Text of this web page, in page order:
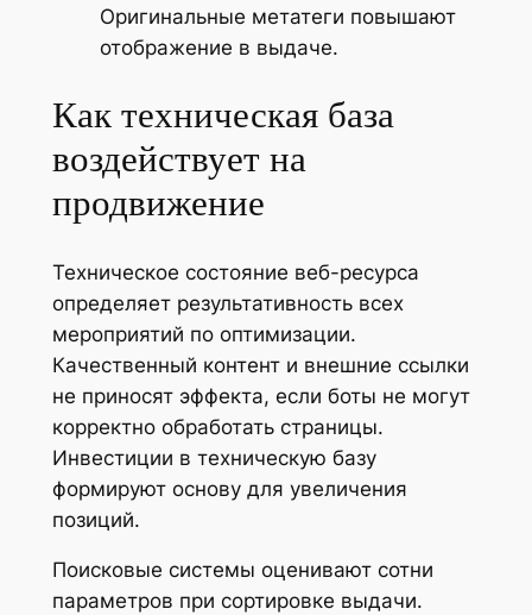
Оригинальные метатеги повышают
отображение в выдаче.
Как техническая база
воздействует на
продвижение
Техническое состояние веб-ресурса
определяет результативность всех
мероприятий по оптимизации.
Качественный контент и внешние ссылки
не приносят эффекта, если боты не могут
корректно обработать страницы.
Инвестиции в техническую базу
формируют основу для увеличения
позиций.
Поисковые системы оценивают сотни
параметров при сортировке выдачи.